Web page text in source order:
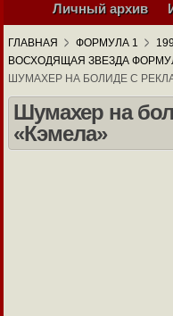
Личный архив
ГЛАВНАЯ ФОРМУЛА 1
ВОСХОДЯЩАЯ ЗВЕЗДА
ШУМАХЕР НА БОЛИДЕ С
Шумахер на
«Кэмела»